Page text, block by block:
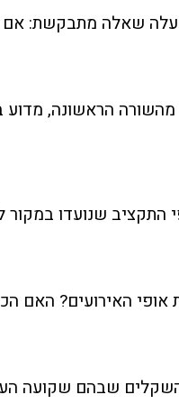
שאלה מתבקשת: אם
הראשונה, מדוע
שנועדו
אופי האירועים? האם
השקלים שבהם שקועה